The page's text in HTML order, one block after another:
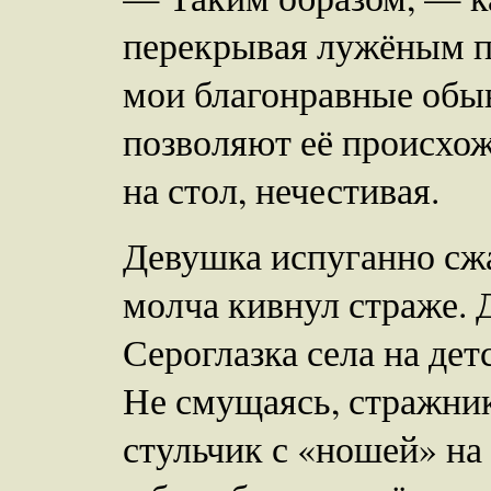
перекрывая лужёным
мои благонравные
позволяют её
на стол, нечестивая.
Девушка испуганно
молча кивнул страже.
Сероглазка села на
Не смущаясь,
стульчик с «ношей» на